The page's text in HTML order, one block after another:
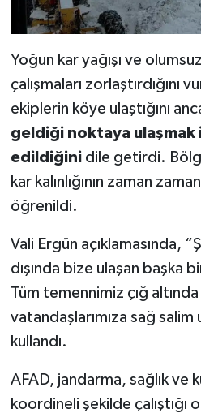
Yoğun kar yağışı ve
çalışmaları zorlaştırdığını
ekiplerin köye ulaştığını
geldiği noktaya ulaşmak
edildiğinidile getirdi.
kar kalınlığının zaman
öğrenildi.
Vali Ergün açıklamasında,
dışında bize ulaşan başka
Tüm temennimiz çığ
vatandaşlarımıza sağ
kullandı.
AFAD, jandarma, sağlık ve
koordineli şekilde çalıştığı